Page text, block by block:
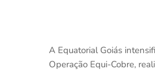
A Equatorial Goiás
Operação Equi-Cobre,